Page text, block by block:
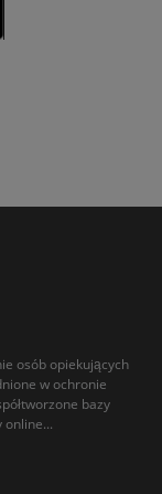
osób opiekujących
w ochronie
bazy
online...